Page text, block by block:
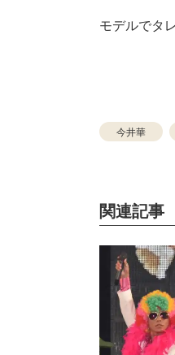
モデルでタ
今井華
関連記事